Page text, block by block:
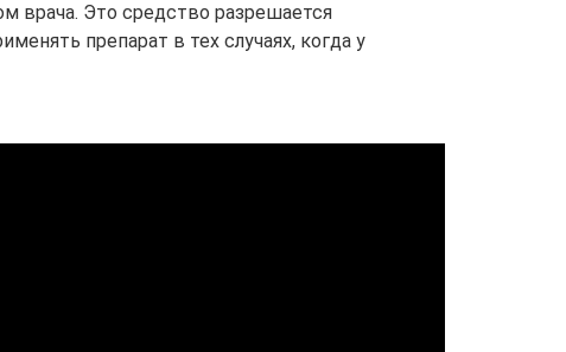
врача. Это средство разрешается
препарат в тех случаях, когда у